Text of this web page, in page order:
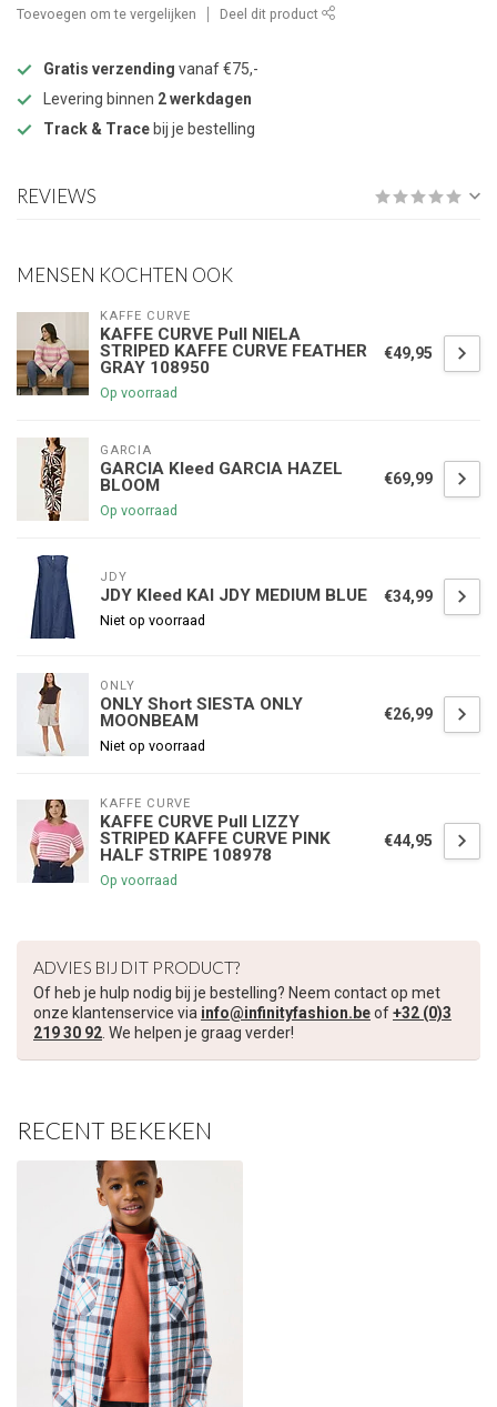
Toevoegen om te vergelijken Deel dit product
Gratis verzending vanaf €75,-
Levering binnen 2 werkdagen
Track & Trace bij je bestelling
REVIEWS
MENSEN KOCHTEN OOK
KAFFE CURVE
KAFFE CURVE Pull NIELA
STRIPED KAFFE CURVE FEATHER
GRAY 108950
Op voorraad
€49,95
GARCIA
GARCIA Kleed GARCIA HAZEL
BLOOM
Op voorraad
€69,99
JDY
JDY Kleed KAI JDY MEDIUM BLUE
Niet op voorraad
€34,99
ONLY
ONLY Short SIESTA ONLY
MOONBEAM
Niet op voorraad
€26,99
KAFFE CURVE
KAFFE CURVE Pull LIZZY
STRIPED KAFFE CURVE PINK
HALF STRIPE 108978
Op voorraad
€44,95
ADVIES BIJ DIT PRODUCT?
Of heb je hulp nodig bij je bestelling? Neem contact op met
onze klantenservice via info@infinityfashion.beof+32 (0)3
219 30 92. We helpen je graag verder!
RECENT BEKEKEN
€5,00 korting op je volgende bestelling
volgende aankoop! 😀
Je korting is geldig bij een minimale bestelwaarde van €45,00